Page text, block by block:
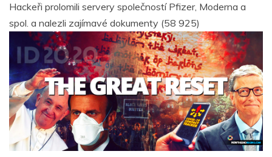
Hackeři prolomili servery společností Pfizer, Moderna a
spol. a nalezli zajímavé dokumenty (58 925)